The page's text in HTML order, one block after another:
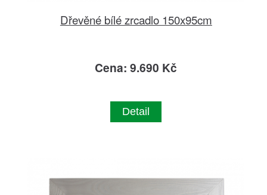
Dřevěné bílé zrcadlo 150x95cm
Cena: 9.690 Kč
Detail